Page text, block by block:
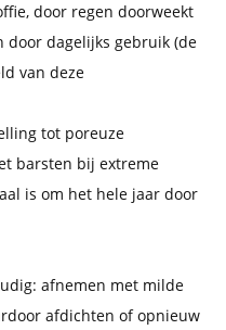
door regen doorweekt
door dagelijks gebruik (de
van deze
tot poreuze
barsten bij extreme
is om het hele jaar door
afnemen met milde
afdichten of opnieuw